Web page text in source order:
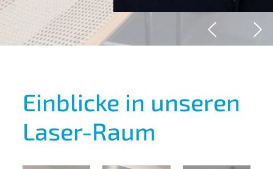
Einblicke in unseren
Laser-Raum